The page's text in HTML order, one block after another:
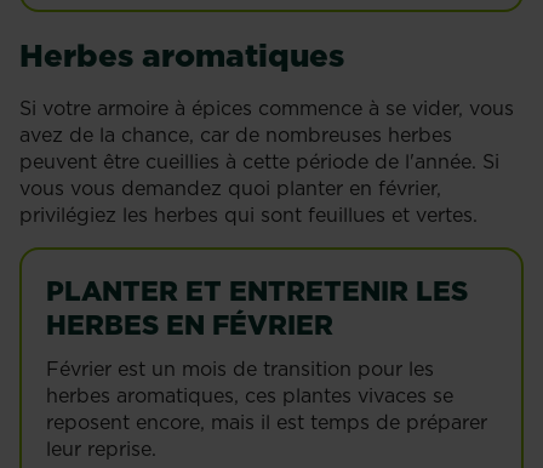
Herbes aromatiques
Si votre armoire à épices commence à se vider, vous
avez de la chance, car de nombreuses herbes
peuvent être cueillies à cette période de l'année. Si
vous vous demandez quoi planter en février,
privilégiez les herbes qui sont feuillues et vertes.
PLANTER ET ENTRETENIR LES
HERBES EN FÉVRIER
Février est un mois de transition pour les
herbes aromatiques, ces plantes vivaces se
reposent encore, mais il est temps de préparer
leur reprise.